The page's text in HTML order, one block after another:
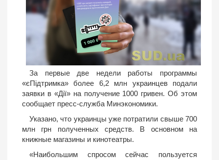
За первые две недели работы программы
«єПідтримка» более 6,2 млн украинцев подали
заявки в «Дії» на получение 1000 гривен. Об этом
сообщает пресс-служба Минэкономики.
Указано, что украинцы уже потратили свыше 700
млн грн полученных средств. В основном на
книжные магазины и кинотеатры.
«Наибольшим спросом сейчас пользуется